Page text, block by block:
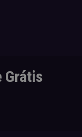
Grátis